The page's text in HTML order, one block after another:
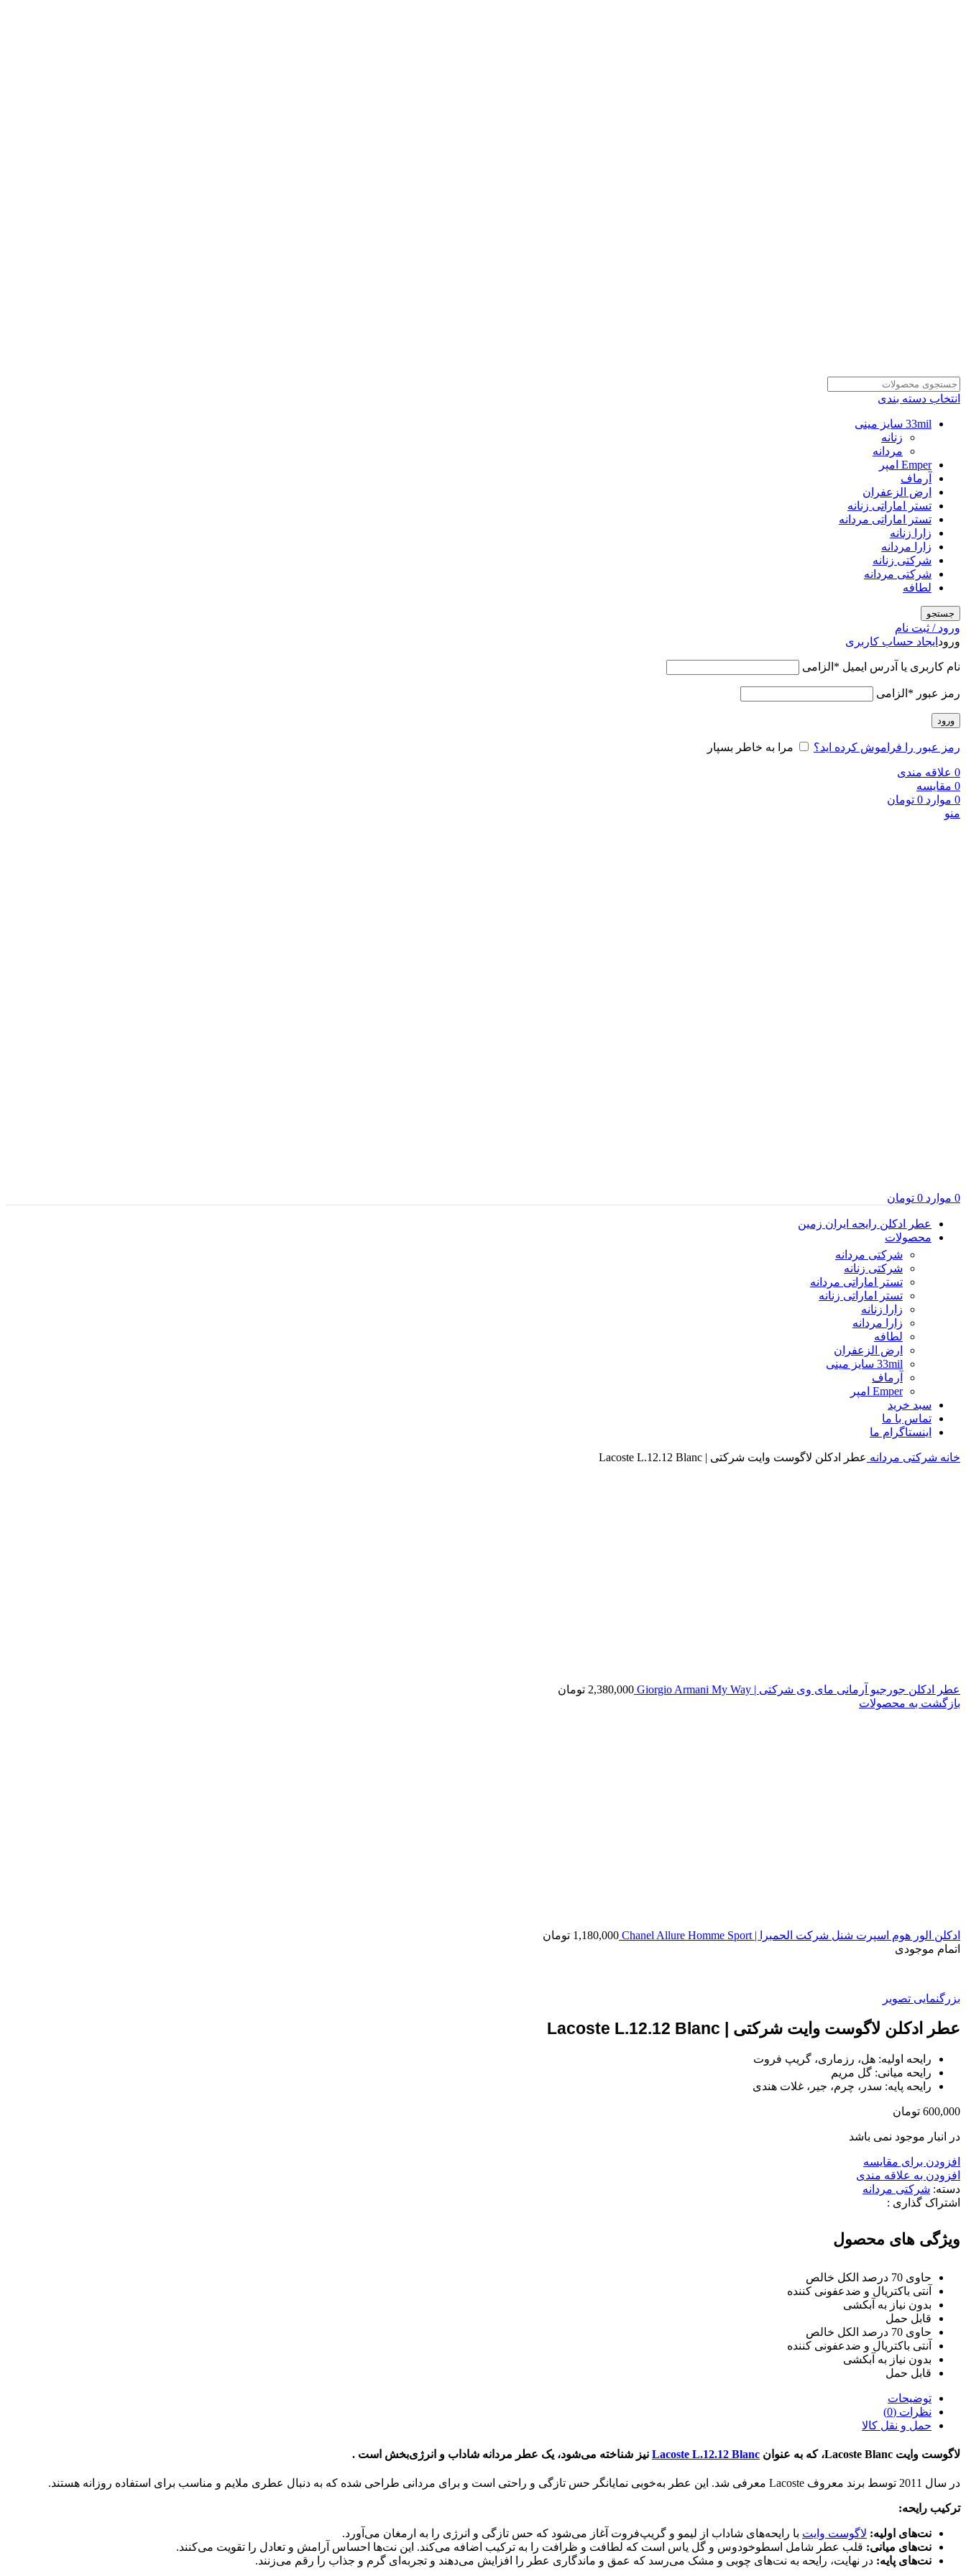
انتخاب دسته بندی
33mil سایز مینی
زنانه
مردانه
Emper امپر
آرماف
ارض الزعفران
تستر اماراتی زنانه
تستر اماراتی مردانه
زارا زنانه
زارا مردانه
شرکتی زنانه
شرکتی مردانه
لطافه
جستجو
ورود / ثبت نام
ورود ایجاد حساب کاربری
نام کاربری یا آدرس ایمیل * الزامی
رمز عبور * الزامی
ورود
رمز عبور را فراموش کرده اید؟ مرا به خاطر بسپار
0 علاقه مندی
0 مقایسه
0 موارد 0 تومان
منو
0 موارد 0 تومان
عطر ادکلن رایحه ایران زمین
محصولات
شرکتی مردانه
شرکتی زنانه
تستر اماراتی مردانه
تستر اماراتی زنانه
زارا زنانه
زارا مردانه
لطافه
ارض الزعفران
33mil سایز مینی
آرماف
Emper امپر
سبد خرید
تماس با ما
اینستاگرام ما
خانه شرکتی مردانه عطر ادکلن لاگوست وایت شرکتی | Lacoste L.12.12 Blanc
عطر ادکلن جورجیو آرمانی مای وی شرکتی | Giorgio Armani My Way 2,380,000 تومان
بازگشت به محصولات
ادکلن الور هوم اسپرت شنل شرکت الحمبرا | Chanel Allure Homme Sport 1,180,000 تومان
اتمام موجودی
بزرگنمایی تصویر
عطر ادکلن لاگوست وایت شرکتی | Lacoste L.12.12 Blanc
رایحه اولیه: هل، رزماری، گریپ فروت
رایحه میانی: گل مریم
رایحه پایه: سدر، چرم، جیر، غلات هندی
600,000 تومان
در انبار موجود نمی باشد
افزودن برای مقایسه
افزودن به علاقه مندی
دسته: شرکتی مردانه
اشتراک گذاری :
ویژگی های محصول
حاوی 70 درصد الکل خالص
آنتی باکتریال و ضدعفونی کننده
بدون نیاز به آبکشی
قابل حمل
حاوی 70 درصد الکل خالص
آنتی باکتریال و ضدعفونی کننده
بدون نیاز به آبکشی
قابل حمل
توضیحات
نظرات (0)
حمل و نقل کالا
لاگوست وایت Lacoste Blanc، که به عنوان Lacoste L.12.12 Blanc نیز شناخته می‌شود، یک عطر مردانه شاداب و انرژی‌بخش است .
در سال 2011 توسط برند معروف Lacoste معرفی شد. این عطر به‌خوبی نمایانگر حس تازگی و راحتی است و برای مردانی طراحی شده که به دنبال عطری ملایم و مناسب برای استفاده روزانه هستند.
ترکیب رایحه:
نت‌های اولیه: لاگوست وایت با رایحه‌های شاداب از لیمو و گریپ‌فروت آغاز می‌شود که حس تازگی و انرژی را به ارمغان می‌آورد.
نت‌های میانی: قلب عطر شامل اسطوخودوس و گل یاس است که لطافت و ظرافت را به ترکیب اضافه می‌کند. این نت‌ها احساس آرامش و تعادل را تقویت می‌کنند.
نت‌های پایه: در نهایت، رایحه به نت‌های چوبی و مشک می‌رسد که عمق و ماندگاری عطر را افزایش می‌دهند و تجربه‌ای گرم و جذاب را رقم می‌زنند.